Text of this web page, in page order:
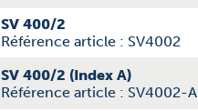
SV 400/2
Référence article : SV4002
SV 400/2 (Index A)
Référence article : SV4002-A